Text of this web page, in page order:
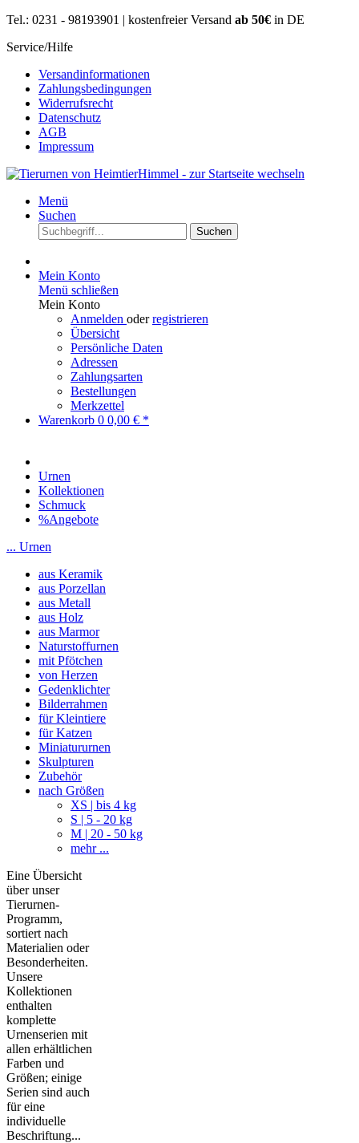
Tel.: 0231 - 98193901 | kostenfreier Versand ab 50€ in DE
Service/Hilfe
Versandinformationen
Zahlungsbedingungen
Widerrufsrecht
Datenschutz
AGB
Impressum
Menü
Suchen
Suchen
Mein Konto
Menü schließen
Mein Konto
Anmelden oderregistrieren
Übersicht
Persönliche Daten
Adressen
Zahlungsarten
Bestellungen
Merkzettel
Warenkorb 0 0,00 € *
Urnen
Kollektionen
Schmuck
%Angebote
... Urnen
aus Keramik
aus Porzellan
aus Metall
aus Holz
aus Marmor
Naturstoffurnen
mit Pfötchen
von Herzen
Gedenklichter
Bilderrahmen
für Kleintiere
für Katzen
Miniatururnen
Skulpturen
Zubehör
nach Größen
XS | bis 4 kg
S | 5 - 20 kg
M | 20 - 50 kg
mehr ...
Eine Übersicht
über unser
Tierurnen-
Programm,
sortiert nach
Materialien oder
Besonderheiten.
Unsere
Kollektionen
enthalten
komplette
Urnenserien mit
allen erhältlichen
Farben und
Größen; einige
Serien sind auch
für eine
individuelle
Beschriftung...